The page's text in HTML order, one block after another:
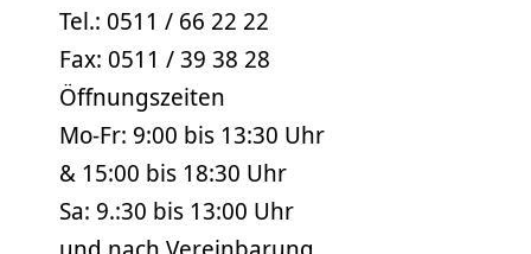
Tel.: 0511 / 66 22 22
Fax: 0511 / 39 38 28
Öffnungszeiten
Mo-Fr: 9:00 bis 13:30 Uhr
& 15:00 bis 18:30 Uhr
Sa: 9.:30 bis 13:00 Uhr